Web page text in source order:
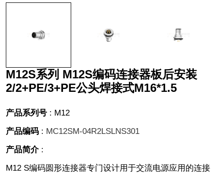
M12S系列 M12S编码连接器板后安装
2/2+PE/3+PE公头焊接式M16*1.5
产品系列号 : M12
产品编码 : MC12SM-04R2LSLNS301
产品简介:
M12 S编码圆形连接器专门设计用于交流电源应用的连接